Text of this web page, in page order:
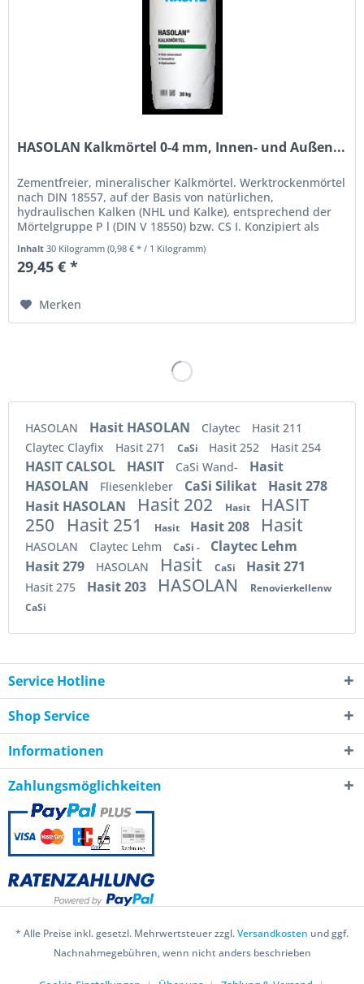
HASOLAN Kalkmörtel 0-4 mm, Innen- und Außen...
Zementfreier, mineralischer Kalkmörtel. Werktrockenmörtel
nach DIN 18557, auf der Basis von natürlichen,
hydraulischen Kalken (NHL und Kalke), entsprechend der
Mörtelgruppe P l (DIN V 18550) bzw. CS I. Konzipiert als
reines, zementfreies...
Inhalt30 Kilogramm(0,98 € * / 1 Kilogramm)
29,45 € *
Merken
HASOLAN Hasit HASOLAN Claytec
Hasit 211
Claytec Clayfix
Hasit 271 CaSi Hasit 252 Hasit 254
HASIT CALSOL HASIT CaSi Wand-
Hasit
HASOLAN
Fliesenkleber CaSi Silikat
Hasit 278
Hasit HASOLAN
Hasit 202 Hasit
HASIT
250
Hasit 251 Hasit Hasit 208 Hasit
HASOLAN Claytec Lehm CaSi -
Claytec Lehm
Hasit 279
HASOLAN Hasit CaSi Hasit 271
Hasit 275 Hasit 203 HASOLAN
Renovierkellenw
CaSi
Service Hotline
Shop Service
Informationen
Zahlungsmöglichkeiten
* Alle Preise inkl. gesetzl. Mehrwertsteuer zzgl.Versandkosten und ggf.
Nachnahmegebühren, wenn nicht anders beschrieben